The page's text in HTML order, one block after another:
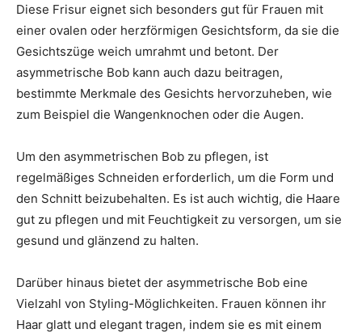
Diese Frisur eignet sich besonders gut für Frauen mit
einer ovalen oder herzförmigen Gesichtsform, da sie die
Gesichtszüge weich umrahmt und betont. Der
asymmetrische Bob kann auch dazu beitragen,
bestimmte Merkmale des Gesichts hervorzuheben, wie
zum Beispiel die Wangenknochen oder die Augen.
Um den asymmetrischen Bob zu pflegen, ist
regelmäßiges Schneiden erforderlich, um die Form und
den Schnitt beizubehalten. Es ist auch wichtig, die Haare
gut zu pflegen und mit Feuchtigkeit zu versorgen, um sie
gesund und glänzend zu halten.
Darüber hinaus bietet der asymmetrische Bob eine
Vielzahl von Styling-Möglichkeiten. Frauen können ihr
Haar glatt und elegant tragen, indem sie es mit einem